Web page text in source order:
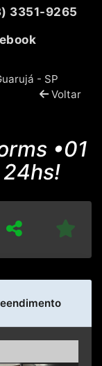
3351-9265
- SP
Voltar
•01
24hs!